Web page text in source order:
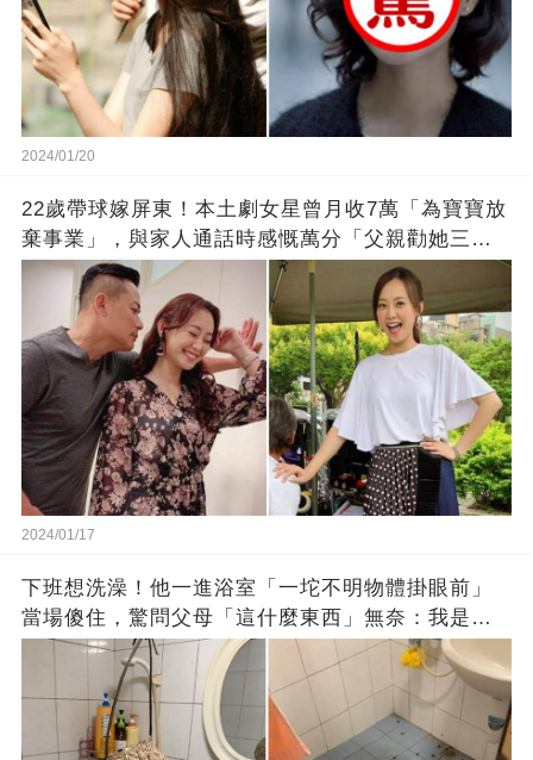
2024/01/20
22歲帶球嫁屏東！本土劇女星曾月收7萬「為寶寶放
棄事業」，與家人通話時感慨萬分「父親勸她三
思」：只有過一次眼淚
2024/01/17
下班想洗澡！他一進浴室「一坨不明物體掛眼前」
當場傻住，驚問父母「這什麼東西」無奈：我是親
生的嗎？